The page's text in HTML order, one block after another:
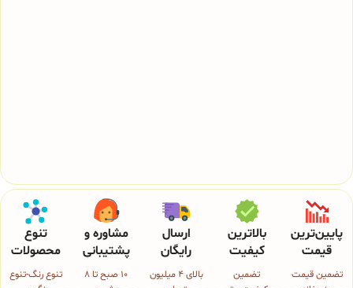
پایین‌ترین
قیمت
تضمین قیمت
بالاترین
کیفیت
تضمین
ارسال
رایگان
بالای 4 میلیون
مشاوره و
پشتیبانی
10 صبح تا 8
تنوع
محصولات
تنوع رنگ-تنوع